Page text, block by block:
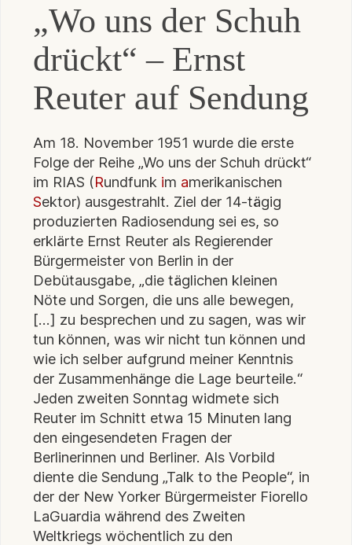
„Wo uns der Schuh
drückt“ – Ernst
Reuter auf Sendung
Am 18. November 1951 wurde die erste
Folge der Reihe „Wo uns der Schuh drückt“
im RIAS (Rundfunk im amerikanischen
Sektor) ausgestrahlt. Ziel der 14-tägig
produzierten Radiosendung sei es, so
erklärte Ernst Reuter als Regierender
Bürgermeister von Berlin in der
Debütausgabe, „die täglichen kleinen
Nöte und Sorgen, die uns alle bewegen,
[…] zu besprechen und zu sagen, was wir
tun können, was wir nicht tun können und
wie ich selber aufgrund meiner Kenntnis
der Zusammenhänge die Lage beurteile.“
Jeden zweiten Sonntag widmete sich
Reuter im Schnitt etwa 15 Minuten lang
den eingesendeten Fragen der
Berlinerinnen und Berliner. Als Vorbild
diente die Sendung „Talk to the People“, in
der der New Yorker Bürgermeister Fiorello
LaGuardia während des Zweiten
Weltkriegs wöchentlich zu den